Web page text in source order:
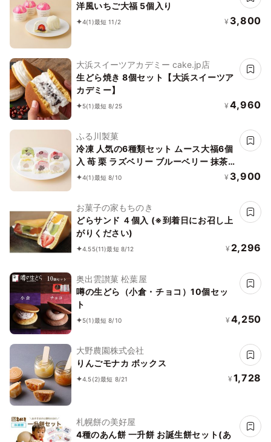
洋風いちご大福 5個入り
4(1)最短 11/2 ¥ 3,800
大浜スイーツアカデミー cake.jp店
生どら焼き 8個セット【大浜スイーツア
カデミー】
5(1)最短 8/25 ¥ 4,960
ふる川製菓
冷凍 人気の6種類セット ムース大福6個
入 苺 栗 ラズベリー ブルーベリー 抹茶
桃 クリーム大福 フルーツ大福
4(1)最短 8/10 ¥ 3,900
お菓子の家もちのき
どらサンド ４個入 (※到着日にお召し上
がりください)
4.55(11)最短 8/12 ¥ 2,296
奥出雲讃菓 松葉屋
噂の生どら（小倉・チョコ）10個セッ
ト
5(1)最短 8/10 ¥ 4,250
大野農園株式会社
りんごモナカ ボックス
4.5(2)最短 8/21 ¥ 1,728
札幌餅の美好屋
4種のあん餅 一升餅 お誕生餅セット(あ